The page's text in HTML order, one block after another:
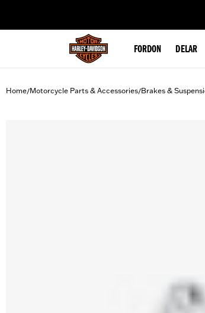
FORDON DELAR
Home/Motorcycle Parts & Accessories/Brakes &